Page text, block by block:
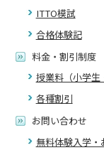
ITTO模試
合格体験記
料金・割引制度
授業料（小学生
各種割引
お問い合わせ
無料体験入学・